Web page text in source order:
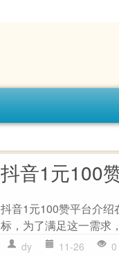
抖音1元100
抖音1元100赞平台介绍
标，为了满足这一需求
dy 11-26 0